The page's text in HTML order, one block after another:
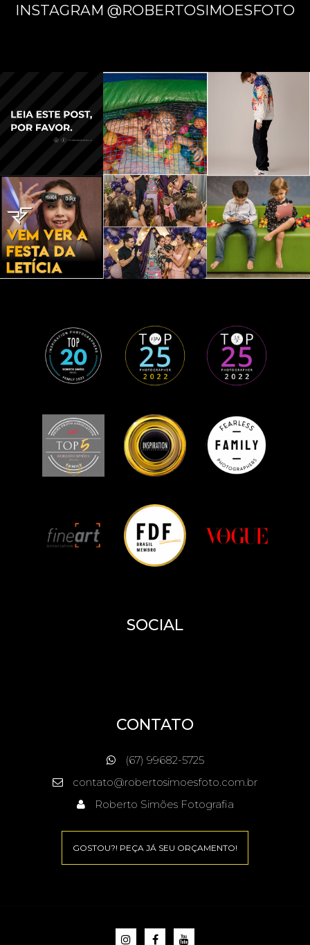
INSTAGRAM @ROBERTOSIMOESFOTO
SOCIAL
CONTATO
(67) 99682-5725
contato@robertosimoesfoto.com.br
Roberto Simões Fotografia
GOSTOU?! PEÇA JÁ SEU ORÇAMENTO!